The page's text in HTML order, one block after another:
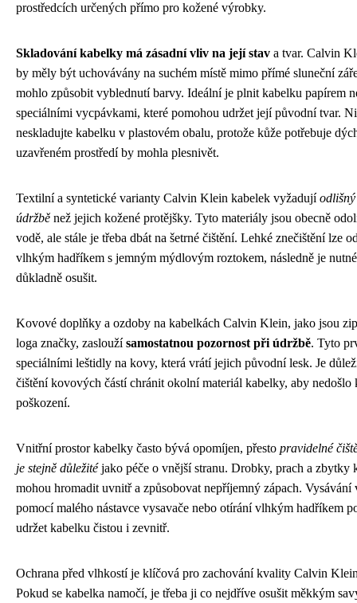
prostředcích určených přímo pro kožené výrobky.
Skladování kabelky má zásadní vliv na její stav a tvar. Calvin
by měly být uchovávány na suchém místě mimo přímé sluneční
mohlo způsobit vyblednutí barvy. Ideální je plnit kabelku papírem
speciálními vycpávkami, které pomohou udržet její původní tvar.
neskladujte kabelku v plastovém obalu, protože kůže potřebuje
uzavřeném prostředí by mohla plesnivět.
Textilní a syntetické varianty Calvin Klein kabelek vyžadují
údržbě než jejich kožené protějšky. Tyto materiály jsou obecně
vodě, ale stále je třeba dbát na šetrné čištění. Lehké znečištění lze
vlhkým hadříkem s jemným mýdlovým roztokem, následně je
důkladně osušit.
Kovové doplňky a ozdoby na kabelkách Calvin Klein, jako jsou
loga značky, zaslouží samostatnou pozornost při údržbě. Tyto
speciálními leštidly na kovy, která vrátí jejich původní lesk. Je
čištění kovových částí chránit okolní materiál kabelky, aby nedošlo
poškození.
Vnitřní prostor kabelky často bývá opomíjen, přesto pravidelné
je stejně důležité jako péče o vnější stranu. Drobky, prach a zbytky
mohou hromadit uvnitř a způsobovat nepříjemný zápach. Vysávání
pomocí malého nástavce vysavače nebo otírání vlhkým hadříkem
udržet kabelku čistou i zevnitř.
Ochrana před vlhkostí je klíčová pro zachování kvality Calvin
Pokud se kabelka namočí, je třeba ji co nejdříve osušit měkkým